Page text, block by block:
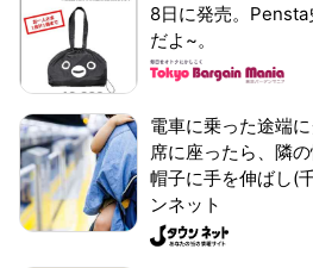
8日に発売。Pensta
だよ~。
電車に乗った途端
席に座ったら、隣
帽子に手を伸ばし(
ンネット